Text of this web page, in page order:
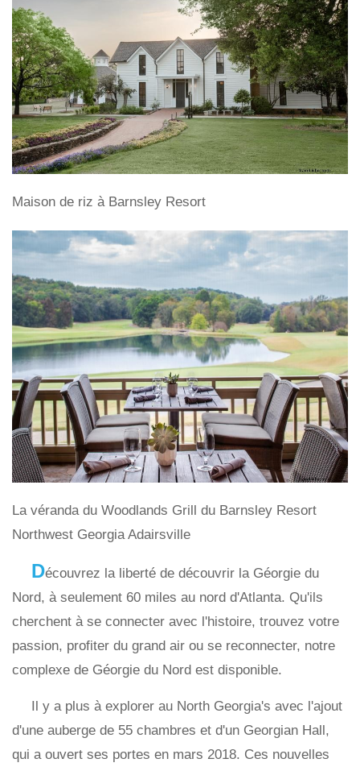
Maison de riz à Barnsley Resort
La véranda du Woodlands Grill du Barnsley Resort
Northwest Georgia Adairsville
Découvrez la liberté de découvrir la Géorgie du
Nord, à seulement 60 miles au nord d'Atlanta. Qu'ils
cherchent à se connecter avec l'histoire, trouvez votre
passion, profiter du grand air ou se reconnecter, notre
complexe de Géorgie du Nord est disponible.
Il y a plus à explorer au North Georgia's avec l'ajout
d'une auberge de 55 chambres et d'un Georgian Hall,
qui a ouvert ses portes en mars 2018. Ces nouvelles